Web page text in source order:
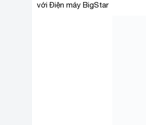
với Điện máy BigStar